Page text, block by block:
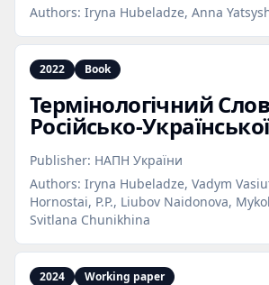
Authors: Iryna Hubeladze, Anna
2022 Book
Термінологічний
Publisher: НАПН України
Authors: Iryna Hubeladze, Vadym
Hornostai, P.P., Liubov Naidonova,
Svitlana Chunikhina
2024 Working paper